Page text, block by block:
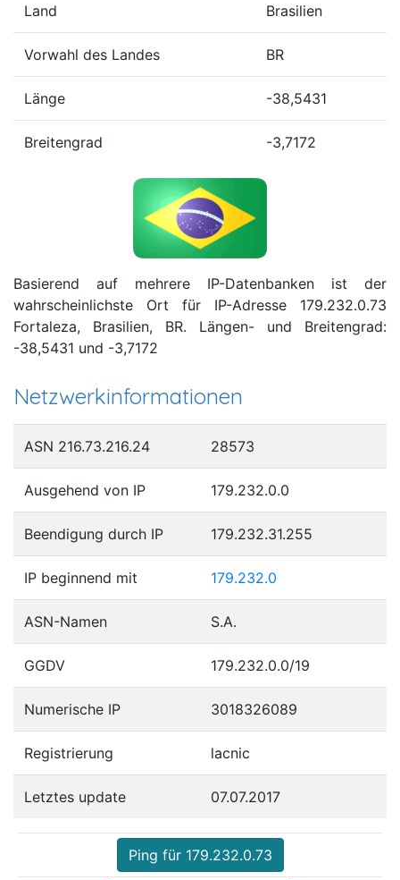
Land Brasilien
Vorwahl des Landes BR
Länge -38,5431
Breitengrad -3,7172
Basierend auf mehrere IP-Datenbanken ist der
wahrscheinlichste Ort für IP-Adresse 179.232.0.73
Fortaleza, Brasilien, BR. Längen- und Breitengrad:
-38,5431 und -3,7172
Netzwerkinformationen
ASN 216.73.216.24 28573
Ausgehend von IP 179.232.0.0
Beendigung durch IP 179.232.31.255
IP beginnend mit 179.232.0
ASN-Namen S.A.
GGDV 179.232.0.0/19
Numerische IP 3018326089
Registrierung lacnic
Letztes update 07.07.2017
Ping für 179.232.0.73